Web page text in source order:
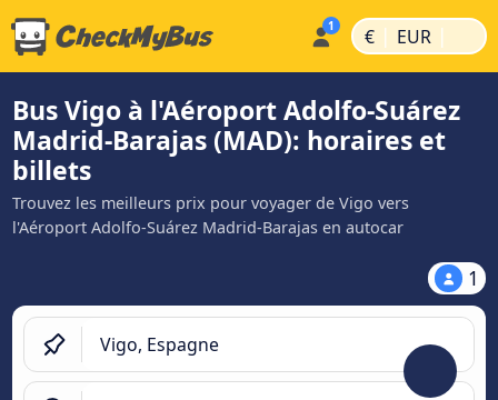
€ | EUR |
Bus Vigo à l'Aéroport Adolfo-Suárez
Madrid-Barajas (MAD): horaires et
billets
Trouvez les meilleurs prix pour voyager de Vigo vers
l'Aéroport Adolfo-Suárez Madrid-Barajas en autocar
1